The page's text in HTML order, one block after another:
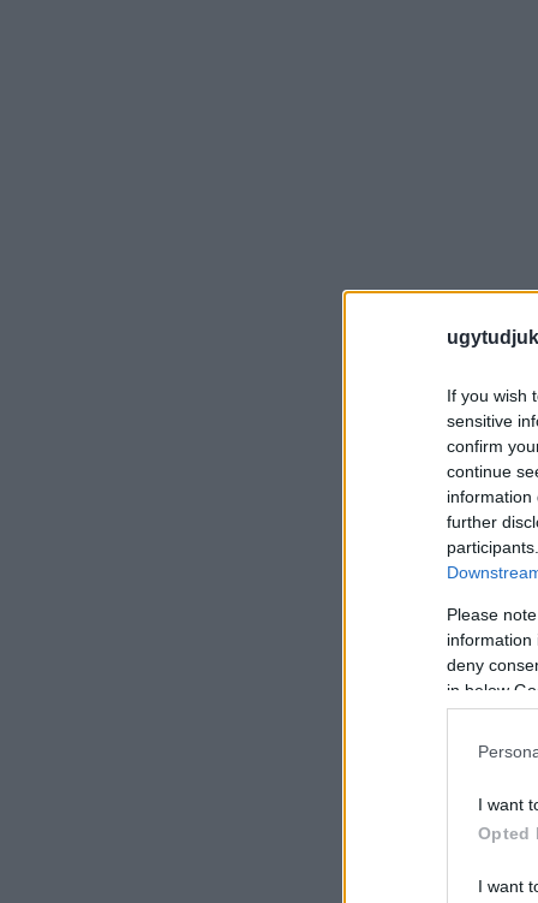
If you wish
sensitive
confirm
continue
information
further
Please
information
deny
in below
I want
Opted
I want